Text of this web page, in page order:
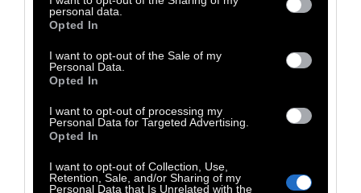
personal data.
Opted In
I want to opt-out of the Sale of my
Personal Data.
Opted In
I want to opt-out of processing my
Personal Data for Targeted Advertising.
Opted In
I want to opt-out of Collection, Use,
Retention, Sale, and/or Sharing of my
Personal Data that Is Unrelated with the
Η μινιμαλιστική επιρροή
των δασκάλων του Ukiyo-e
είναι πασιφανής σε έργα
μεγάλων ευρωπαίων
ζωγράφων, όπως οι Van
Gogh, Lautrec, Courbet